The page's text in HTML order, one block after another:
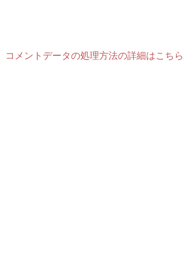
コメントデータの処理方法の詳細はこちら